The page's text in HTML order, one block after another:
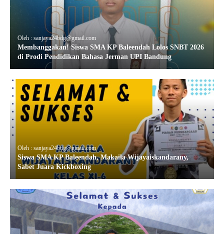
Oleh : sanjaya24bdg@gmail.com
Membanggakan! Siswa SMA KP Baleendah Lolos SNBT 2026
di Prodi Pendidikan Bahasa Jerman UPI Bandung
Oleh : sanjaya24bdg@gmail.com
Siswa SMA KP Baleendah, Makaila Wijayaiskandarany,
Sabet Juara Kickboxing